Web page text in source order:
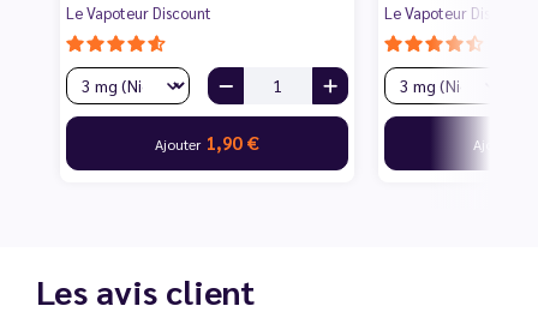
Le Vapoteur Discount
Ajouter 1,90 €
Le Vapoteur Discount
Ajouter
Les avis client